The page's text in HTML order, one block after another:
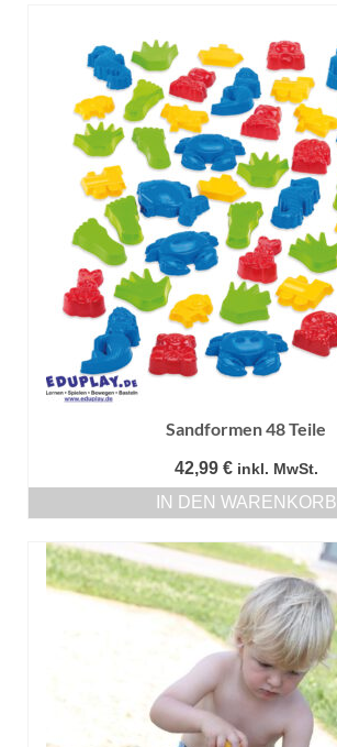
Sandformen 48 Teile
42,99 € inkl. MwSt.
IN DEN WARENKORB